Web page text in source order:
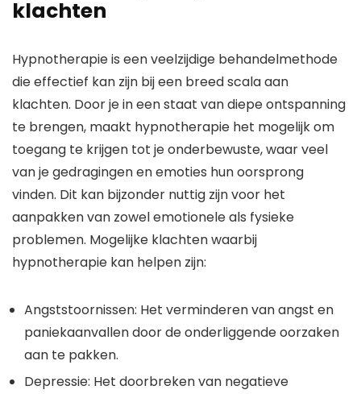
klachten
Hypnotherapie is een veelzijdige behandelmethode
die effectief kan zijn bij een breed scala aan
klachten. Door je in een staat van diepe ontspanning
te brengen, maakt hypnotherapie het mogelijk om
toegang te krijgen tot je onderbewuste, waar veel
van je gedragingen en emoties hun oorsprong
vinden. Dit kan bijzonder nuttig zijn voor het
aanpakken van zowel emotionele als fysieke
problemen. Mogelijke klachten waarbij
hypnotherapie kan helpen zijn:
Angststoornissen: Het verminderen van angst en
paniekaanvallen door de onderliggende oorzaken
aan te pakken.
Depressie: Het doorbreken van negatieve